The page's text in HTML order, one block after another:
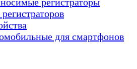
для смартфонов